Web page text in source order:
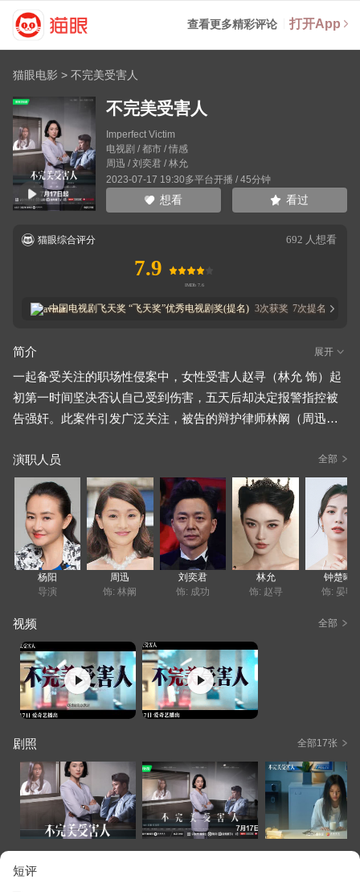
查看更多精彩评论 打开App
猫眼电影 >不完美受害人
不完美受害人
Imperfect Victim
电视剧 / 都市 / 情感
周迅 / 刘奕君/ 林允
2023-07-17 19:30多平台开播 / 45分钟
想看 看过
猫眼综合评分 692 人想看
7.9
中国电视剧飞天奖 “飞天奖”优秀电视剧奖(提名) 3次获奖 7次提名
简介 展开
一起备受关注的职场性侵案中，女性受害人赵寻（林允 饰）起
初第一时间坚决否认自己受到伤害，五天后却决定报警指控被
告强奸。此案件引发广泛关注，被告的辩护律师林阚（周迅
一推翻了赵寻提出的指控证据，迅速让案件真相浮出水面，最
终刑侦终结，警方撤销了该案件。被告此前名誉受损、企业声
誉受挫，如今成功洗脱污名，林阚还代理被告对赵寻发起了损
害名誉权的民事反诉。随着案件深入，赵寻遭遇网络暴力和人
肉搜索，失去了工作，生活陷入混乱。在这一过程中，林阚面
临着前所未有的职业伦理挑战，她需在法律上的事实和赵寻内
心的“客观事实”之间做抉择。林阚既要履行律师职责、面对法律
影响赵寻的未来和自身的职业生涯。面对复杂情况，林阚需
要……
演职人员 全部
杨阳
导演
周迅
饰: 林阚
刘奕君
饰: 成功
林允
饰: 赵寻
钟楚曦
饰: 晏明
视频 全部
剧照 全部17张
短评